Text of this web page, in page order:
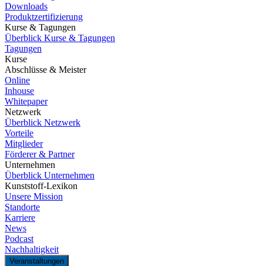
Downloads
Produktzertifizierung
Kurse & Tagungen
Überblick Kurse & Tagungen
Tagungen
Kurse
Abschlüsse & Meister
Online
Inhouse
Whitepaper
Netzwerk
Überblick Netzwerk
Vorteile
Mitglieder
Förderer & Partner
Unternehmen
Überblick Unternehmen
Kunststoff-Lexikon
Unsere Mission
Standorte
Karriere
News
Podcast
Nachhaltigkeit
Veranstaltungen